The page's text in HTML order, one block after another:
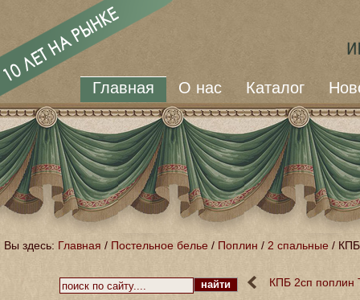
Главная О нас Каталог
Вы здесь: Главная / Постельное белье / Поплин / 2 спальные /
КПБ 2сп поплин